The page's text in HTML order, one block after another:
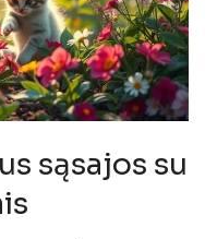
sąsajos su